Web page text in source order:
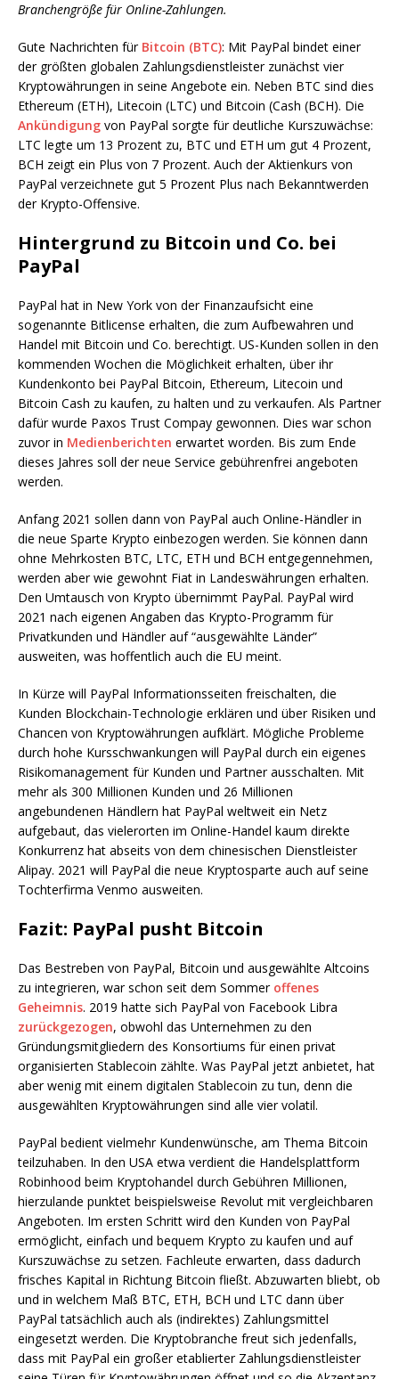
Branchengröße für Online-Zahlungen.
Gute Nachrichten für Bitcoin (BTC): Mit PayPal bindet einer
der größten globalen Zahlungsdienstleister zunächst vier
Kryptowährungen in seine Angebote ein. Neben BTC sind dies
Ethereum (ETH), Litecoin (LTC) und Bitcoin (Cash (BCH). Die
Ankündigung von PayPal sorgte für deutliche Kurszuwächse:
LTC legte um 13 Prozent zu, BTC und ETH um gut 4 Prozent,
BCH zeigt ein Plus von 7 Prozent. Auch der Aktienkurs von
PayPal verzeichnete gut 5 Prozent Plus nach Bekanntwerden
der Krypto-Offensive.
Hintergrund zu Bitcoin und Co. bei
PayPal
PayPal hat in New York von der Finanzaufsicht eine
sogenannte Bitlicense erhalten, die zum Aufbewahren und
Handel mit Bitcoin und Co. berechtigt. US-Kunden sollen in den
kommenden Wochen die Möglichkeit erhalten, über ihr
Kundenkonto bei PayPal Bitcoin, Ethereum, Litecoin und
Bitcoin Cash zu kaufen, zu halten und zu verkaufen. Als Partner
dafür wurde Paxos Trust Compay gewonnen. Dies war schon
zuvor in Medienberichten erwartet worden. Bis zum Ende
dieses Jahres soll der neue Service gebührenfrei angeboten
werden.
Anfang 2021 sollen dann von PayPal auch Online-Händler in
die neue Sparte Krypto einbezogen werden. Sie können dann
ohne Mehrkosten BTC, LTC, ETH und BCH entgegennehmen,
werden aber wie gewohnt Fiat in Landeswährungen erhalten.
Den Umtausch von Krypto übernimmt PayPal. PayPal wird
2021 nach eigenen Angaben das Krypto-Programm für
Privatkunden und Händler auf “ausgewählte Länder”
ausweiten, was hoffentlich auch die EU meint.
In Kürze will PayPal Informationsseiten freischalten, die
Kunden Blockchain-Technologie erklären und über Risiken und
Chancen von Kryptowährungen aufklärt. Mögliche Probleme
durch hohe Kursschwankungen will PayPal durch ein eigenes
Risikomanagement für Kunden und Partner ausschalten. Mit
mehr als 300 Millionen Kunden und 26 Millionen
angebundenen Händlern hat PayPal weltweit ein Netz
aufgebaut, das vielerorten im Online-Handel kaum direkte
Konkurrenz hat abseits von dem chinesischen Dienstleister
Alipay. 2021 will PayPal die neue Kryptosparte auch auf seine
Tochterfirma Venmo ausweiten.
Fazit: PayPal pusht Bitcoin
Das Bestreben von PayPal, Bitcoin und ausgewählte Altcoins
zu integrieren, war schon seit dem Sommer offenes
Geheimnis. 2019 hatte sich PayPal von Facebook Libra
zurückgezogen, obwohl das Unternehmen zu den
Gründungsmitgliedern des Konsortiums für einen privat
organisierten Stablecoin zählte. Was PayPal jetzt anbietet, hat
aber wenig mit einem digitalen Stablecoin zu tun, denn die
ausgewählten Kryptowährungen sind alle vier volatil.
PayPal bedient vielmehr Kundenwünsche, am Thema Bitcoin
teilzuhaben. In den USA etwa verdient die Handelsplattform
Robinhood beim Kryptohandel durch Gebühren Millionen,
hierzulande punktet beispielsweise Revolut mit vergleichbaren
Angeboten. Im ersten Schritt wird den Kunden von PayPal
ermöglicht, einfach und bequem Krypto zu kaufen und auf
Kurszuwächse zu setzen. Fachleute erwarten, dass dadurch
frisches Kapital in Richtung Bitcoin fließt. Abzuwarten bliebt, ob
und in welchem Maß BTC, ETH, BCH und LTC dann über
PayPal tatsächlich auch als (indirektes) Zahlungsmittel
eingesetzt werden. Die Kryptobranche freut sich jedenfalls,
dass mit PayPal ein großer etablierter Zahlungsdienstleister